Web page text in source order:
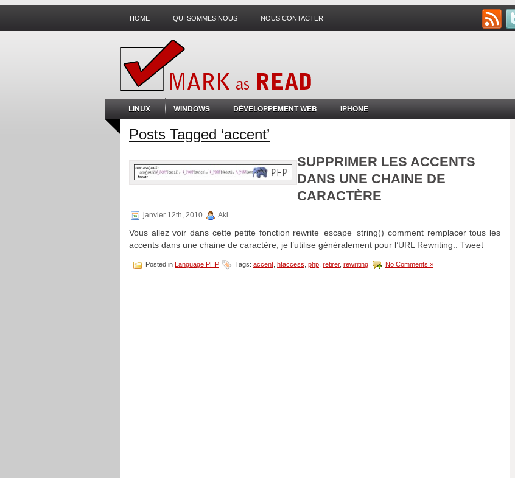
HOME QUI SOMMES NOUS NOUS CONTACTER
LINUX WINDOWS DÉVELOPPEMENT WEB IPHONE
Posts Tagged ‘accent’
SUPPRIMER LES ACCENTS
DANS UNE CHAINE DE
CARACTÈRE
janvier 12th, 2010 Aki
Vous allez voir dans cette petite fonction rewrite_escape_string() comment remplacer tous les
accents dans une chaine de caractère, je l’utilise généralement pour l’URL Rewriting.. Tweet
Posted in Language PHP Tags: accent htaccess php retirer, rewriting No Comments »